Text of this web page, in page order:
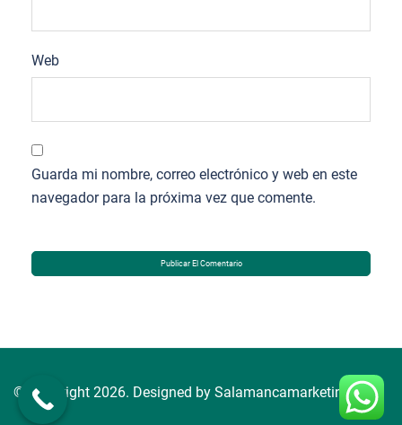
Web
Guarda mi nombre, correo electrónico y web en este
navegador para la próxima vez que comente.
© Copyright 2026. Designed by Salamancamarketing